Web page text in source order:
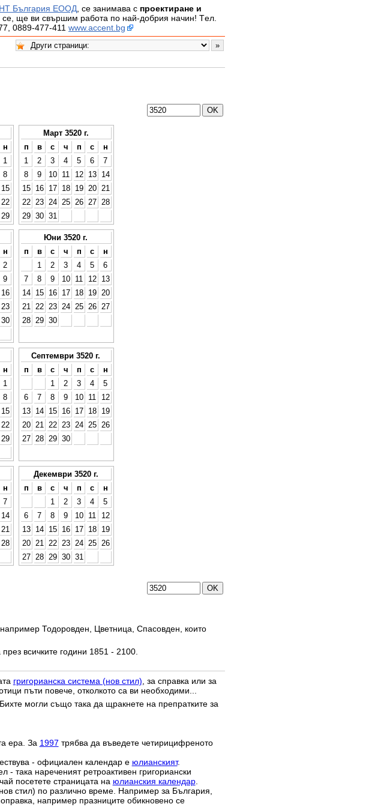
България ЕООД, се занимава с проектиране и
ще ви свършим работа по най-добрия начин! Tел.
0889-477-411 www.accent.bg
н
1
8
15
22
29
Март 3520 г.
п
в с ч п с
н
1
2 3 4 5 6
7
8
9 10 11 12 13
14
15
16 17 18 19 20
21
22
23 24 25 26 27
28
29 30 31
н
2
9
16
23
30
Юни 3520 г.
п
в с ч п с
н
1
2 3 4 5
6
7
8 9 10 11 12
13
14
15 16 17 18 19
20
21
22 23 24 25 26
27
28
29 30
н
1
8
15
22
29
Септември 3520 г.
п
в с ч п с
н
1
2 3 4
5
6
7 8 9 10 11
12
13
14 15 16 17 18
19
20
21 22 23 24 25
26
27
28 29 30
н
7
14
21
28
Декември 3520 г.
п
в с ч п с
н
1
2 3 4
5
6
7 8 9 10 11
12
13
14 15 16 17 18
19
20
21 22 23 24 25
26
27
28 29 30 31
например Тодоровден, Цветница, Спасовден, които
всичките години 1851 - 2100.
григорианска система (нов стил), за справка или за
пъти повече, отколкото са ви необходими...
могли също така да щракнете на препратките за
ера. За 1997 трябва да въведете четирицифреното
- официален календар е юлианският.
така нареченият ретроактивен григориански
посетете страницата на юлианския календар.
стил) по различно време. Например за България,
например празниците обикновено се